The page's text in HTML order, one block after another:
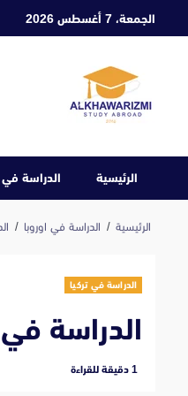
الجمعة، 7 أغسطس 2026
الرئيسية الدراسة في
الرئيسية الدراسة في اوروبا
الدراسة في تركيا
الدراسة في
‫1 دقيقة للقراءة